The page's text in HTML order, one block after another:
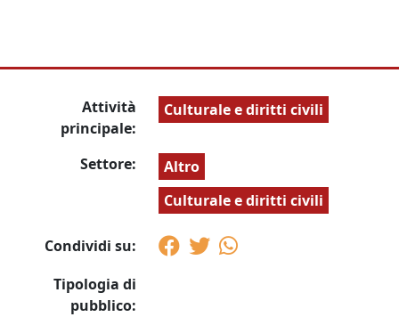
Attività
principale:
Culturale e diritti civili
Settore:
Altro
Culturale e diritti civili
Condividi su:
Tipologia di
pubblico: